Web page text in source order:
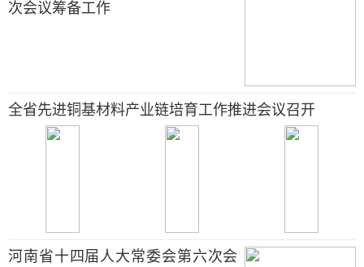
次会议筹备工作
全省先进铜基材料产业链培育工作推进会议召开
河南省十四届人大常委会第六次会